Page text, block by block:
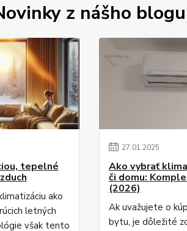
z nášho blogu
tepelné
ako
letných
však tento
27.01.2025
Ako vybrať
či domu:
(2026)
Ak uvažujete o
bytu, je dôležité